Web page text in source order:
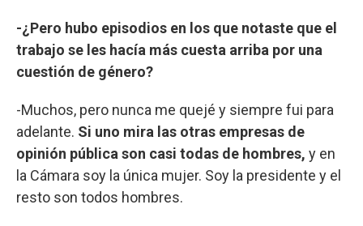
-¿Pero hubo episodios en los que notaste que el
trabajo se les hacía más cuesta arriba por una
cuestión de género?
-Muchos, pero nunca me quejé y siempre fui para
adelante. Si uno mira las otras empresas de
opinión pública son casi todas de hombres, y en
la Cámara soy la única mujer. Soy la presidente y el
resto son todos hombres.